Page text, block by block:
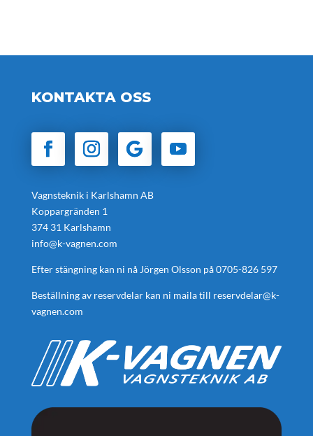
KONTAKTA OSS
Vagnsteknik i Karlshamn AB
Koppargränden 1
374 31 Karlshamn
info@k-vagnen.com
Efter stängning kan ni nå Jörgen Olsson på0705-826 597
Beställning av reservdelar kan ni maila till reservdelar@k-
vagnen.com